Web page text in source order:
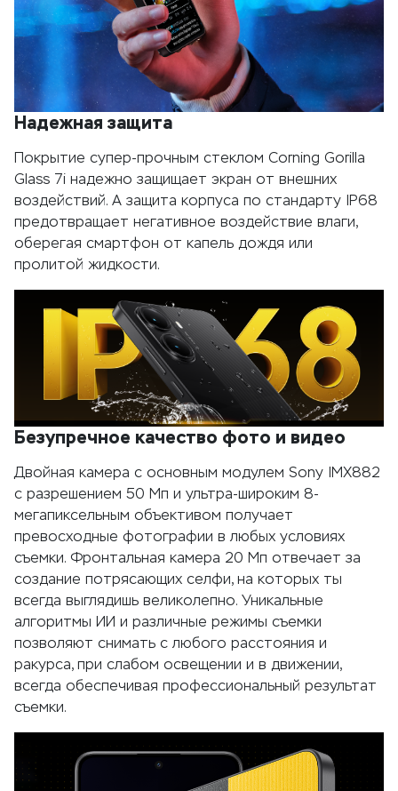
Надежная защита
Покрытие супер-прочным стеклом Corning Gorilla
Glass 7і надежно защищает экран от внешних
воздействий. А защита корпуса по стандарту IP68
предотвращает негативное воздействие влаги,
оберегая смартфон от капель дождя или
пролитой жидкости.
Безупречное качество фото и видео
Двойная камера с основным модулем Sony IMX882
с разрешением 50 Мп и ультра-широким 8-
мегапиксельным объективом получает
превосходные фотографии в любых условиях
съемки. Фронтальная камера 20 Мп отвечает за
создание потрясающих селфи, на которых ты
всегда выглядишь великолепно. Уникальные
алгоритмы ИИ и различные режимы съемки
позволяют снимать с любого расстояния и
ракурса, при слабом освещении и в движении,
всегда обеспечивая профессиональный результат
съемки.